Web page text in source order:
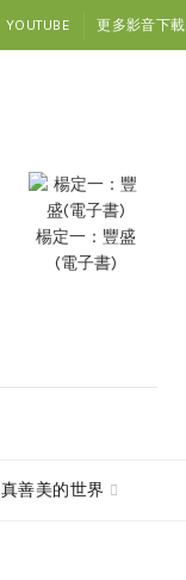
YOUTUBE 更多影音下載
楊定一：豐盛
(電子書)
真善美的世界